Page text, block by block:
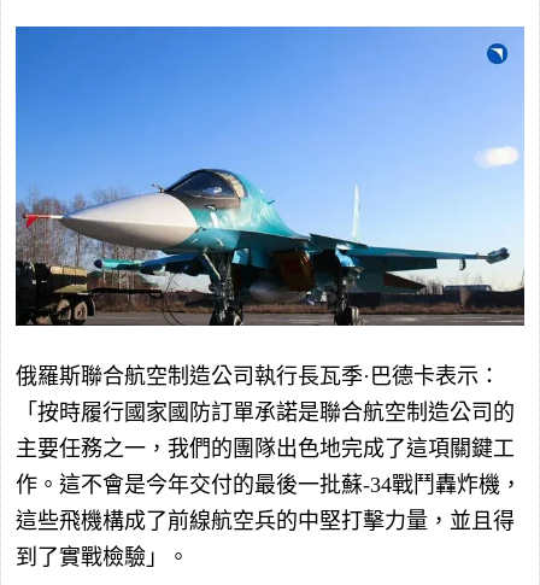
俄羅斯聯合航空制造公司執行長瓦季·巴德卡表示：
「按時履行國家國防訂單承諾是聯合航空制造公司的
主要任務之一，我們的團隊出色地完成了這項關鍵工
作。這不會是今年交付的最後一批蘇-34戰鬥轟炸機，
這些飛機構成了前線航空兵的中堅打擊力量，並且得
到了實戰檢驗」。